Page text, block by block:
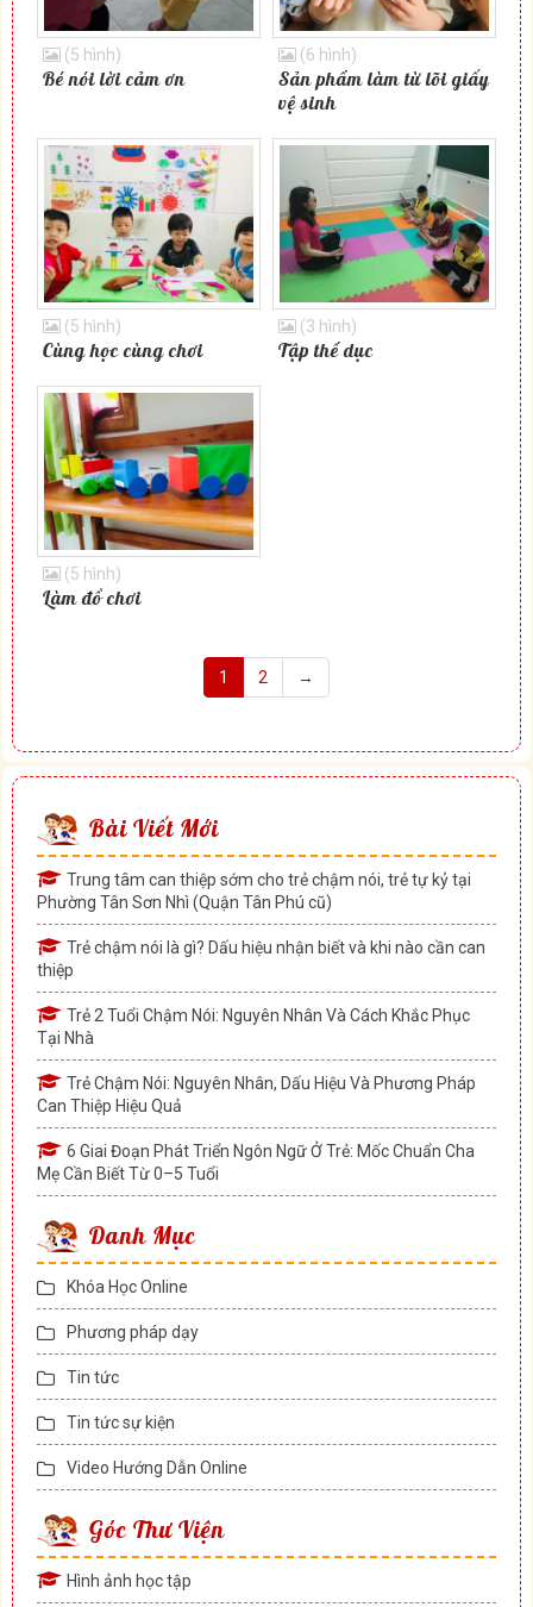
Bài Viết Mới
Trung tâm can thiệp sớm cho trẻ chậm nói, trẻ tự kỷ tại
Phường Tân Sơn Nhì (Quận Tân Phú cũ)
Trẻ chậm nói là gì? Dấu hiệu nhận biết và khi nào cần can
thiệp
Trẻ 2 Tuổi Chậm Nói: Nguyên Nhân Và Cách Khắc Phục
Tại Nhà
Trẻ Chậm Nói: Nguyên Nhân, Dấu Hiệu Và Phương Pháp
Can Thiệp Hiệu Quả
6 Giai Đoạn Phát Triển Ngôn Ngữ Ở Trẻ: Mốc Chuẩn Cha
Mẹ Cần Biết Từ 0–5 Tuổi
Danh Mục
Khóa Học Online
Phương pháp dạy
Tin tức
Tin tức sự kiện
Video Hướng Dẫn Online
Góc Thư Viện
Hình ảnh học tập
(5 hình)
Bé nói lời cảm ơn
(6 hình)
Sản phẩm làm từ lõi giấy
vệ sinh
(5 hình)
Cùng học cùng chơi
(3 hình)
Tập thể dục
(5 hình)
Làm đồ chơi
1 2 →